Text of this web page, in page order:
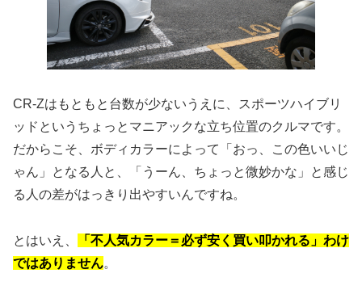
CR-Zはもともと台数が少ないうえに、スポーツハイブリ
ッドというちょっとマニアックな立ち位置のクルマです。
だからこそ、ボディカラーによって「おっ、この色いいじ
ゃん」となる人と、「うーん、ちょっと微妙かな」と感じ
る人の差がはっきり出やすいんですね。
とはいえ、
「不人気カラー＝必ず安く買い叩かれる」わけ
ではありません。